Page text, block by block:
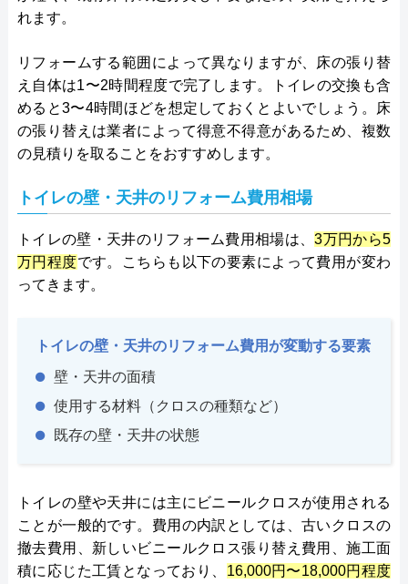
れます。
リフォームする範囲によって異なりますが、床の張り替
え自体は1〜2時間程度で完了します。トイレの交換も含
めると3〜4時間ほどを想定しておくとよいでしょう。床
の張り替えは業者によって得意不得意があるため、複数
の見積りを取ることをおすすめします。
トイレの壁・天井のリフォーム費用相場
トイレの壁・天井のリフォーム費用相場は、3万円から5
万円程度です。こちらも以下の要素によって費用が変わ
ってきます。
トイレの壁・天井のリフォーム費用が変動する要素
壁・天井の面積
使用する材料（クロスの種類など）
既存の壁・天井の状態
トイレの壁や天井には主にビニールクロスが使用される
ことが一般的です。費用の内訳としては、古いクロスの
撤去費用、新しいビニールクロス張り替え費用、施工面
積に応じた工賃となっており、 16,000円〜18,000円程度